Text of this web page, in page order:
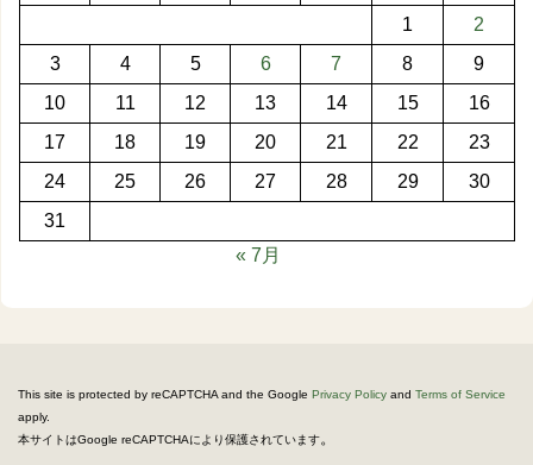
1
2
3
4 5 6 7 8
9
10
11 12 13 14 15
16
17
18 19 20 21 22
23
24
25 26 27 28 29
30
31
« 7月
This site is protected by reCAPTCHA and the Google Privacy Policy and Terms of Service
apply.
本サイトはGoogle reCAPTCHAにより保護されています。